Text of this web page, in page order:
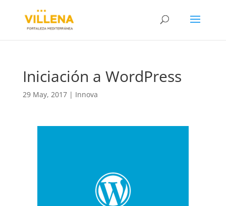
Iniciación a WordPress
29 May, 2017| Innova